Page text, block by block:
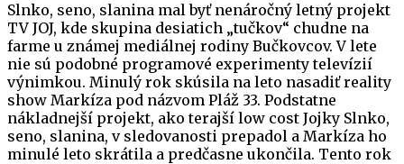
Slnko, seno, slanina mal byť nenáročný letný projekt
TV JOJ, kde skupina desiatich „tučkov“ chudne na
farme u známej mediálnej rodiny Bučkovcov. V lete
nie sú podobné programové experimenty televízií
výnimkou. Minulý rok skúsila na leto nasadiť reality
show Markíza pod názvom Pláž 33. Podstatne
nákladnejší projekt, ako terajší low cost Jojky Slnko,
seno, slanina, v sledovanosti prepadol a Markíza ho
minulé leto skrátila a predčasne ukončila. Tento rok